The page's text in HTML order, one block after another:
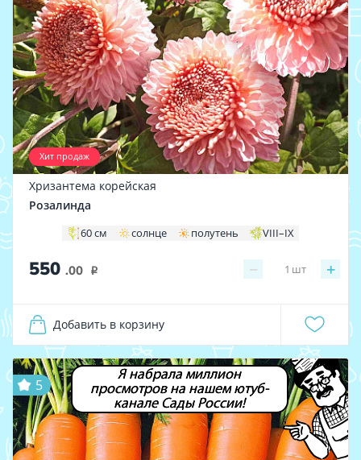
Хит продаж
Хризантема корейская
Розалинда
60 см солнце полутень VIII–IX
550 .00 i − +
1 шт
Добавить в корзину
Я набрала миллион
просмотров на нашем ютуб-
канале Сады России!
5